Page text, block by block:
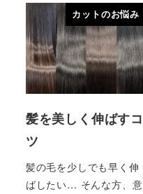
カットのお悩み
髪を美しく伸ばすコ
ツ
髪の毛を少しでも早く伸
ばしたい… そんな方、意